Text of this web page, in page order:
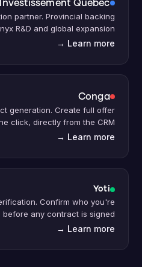
Investissement Québec
partner. Provincial backing
R&D and global expansion.
Learn more
→
Conga
generation. Create full offer
click, directly from the CRM.
Learn more
→
Yoti
Confirm who you're
any contract is signed.
Learn more
→